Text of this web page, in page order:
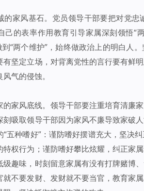
的家风基石。党员领导干部要把对党
己的表率作用教育引导家属深刻领悟“
到“两个维护”，始终做政治上的明白人
有坚定立场，对背离党性的言行要有鲜
气的侵蚀。
的家风底线。领导干部要注重培育清廉
刻吸取领导干部因为家风不廉导致家破
“五种嗜好”：谨防嗜好摆谱充大，坚决
特权行为；谨防嗜好攀比炫耀，纠正家
级趣味，时刻留意家属有没有打牌赌博
就不要发财、发财就不要当官，教育家